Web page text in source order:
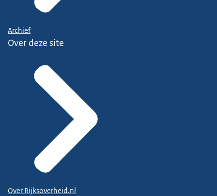
Archief
Over deze site
Over Rijksoverheid.nl